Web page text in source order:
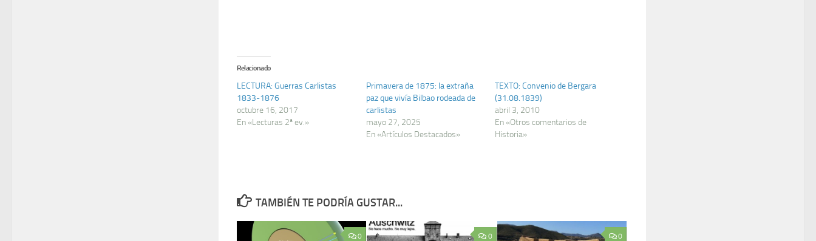
Relacionado
LECTURA: Guerras Carlistas
1833-1876
octubre 16, 2017
En «Lecturas 2ª ev.»
Primavera de 1875: la extraña
paz que vivía Bilbao rodeada de
carlistas
mayo 27, 2025
En «Artículos Destacados»
TEXTO: Convenio de Bergara
(31.08.1839)
abril 3, 2010
En «Otros comentarios de
Historia»
TAMBIÉN TE PODRÍA GUSTAR...
0 0 0